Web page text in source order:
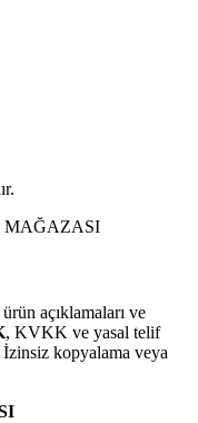
MAĞAZASI
açıklamaları ve
, KVKK ve yasal telif
İzinsiz kopyalama veya